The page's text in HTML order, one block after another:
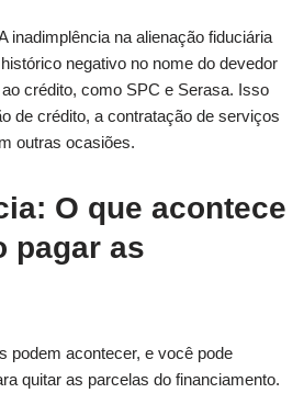
inadimplência na alienação fiduciária
negativo no nome do devedor
crédito, como SPC e Serasa. Isso
de crédito, a contratação de serviços
outras ocasiões.
O que acontece
pagar as
podem acontecer, e você pode
quitar as parcelas do financiamento.